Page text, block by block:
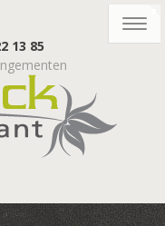
13 85